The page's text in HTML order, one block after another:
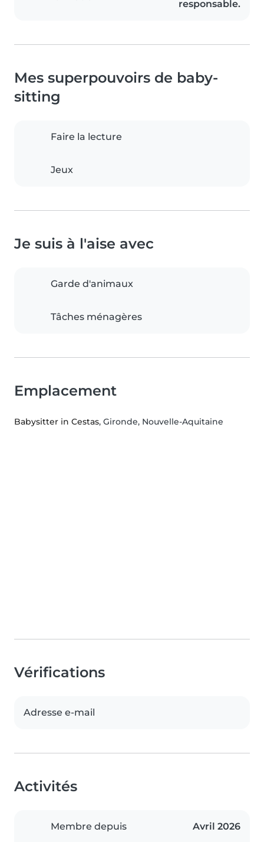
responsable.
Mes superpouvoirs de baby-
sitting
Faire la lecture
Jeux
Je suis à l'aise avec
Garde d'animaux
Tâches ménagères
Emplacement
Babysitter in Cestas, Gironde, Nouvelle-Aquitaine
Vérifications
Adresse e-mail
Activités
Membre depuis Avril 2026